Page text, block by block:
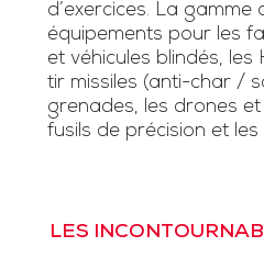
d’exercices. La gamme
équipements pour les
et véhicules blindés, les
tir missiles (anti-char /
grenades, les drones et
fusils de précision et
LES